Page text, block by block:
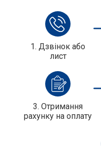
1. Дзвінок або
лист
3. Отримання
рахунку на оплату